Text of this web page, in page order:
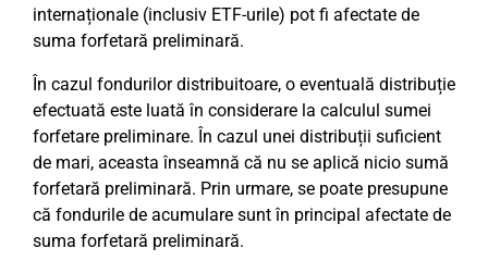
internaționale (inclusiv ETF-urile) pot fi afectate de
suma forfetară preliminară.
În cazul fondurilor distribuitoare, o eventuală distribuție
efectuată este luată în considerare la calculul sumei
forfetare preliminare. În cazul unei distribuții suficient
de mari, aceasta înseamnă că nu se aplică nicio sumă
forfetară preliminară. Prin urmare, se poate presupune
că fondurile de acumulare sunt în principal afectate de
suma forfetară preliminară.